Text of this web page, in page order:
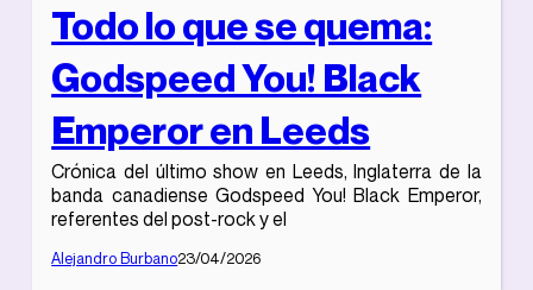
Todo lo que se quema:
Godspeed You! Black
Emperor en Leeds
Crónica del último show en Leeds, Inglaterra de la
banda canadiense Godspeed You! Black Emperor,
referentes del post-rock y el
Alejandro Burbano23/04/2026